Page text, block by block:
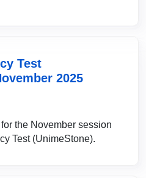
Test
2025
the November session
Test (UnimeStone).